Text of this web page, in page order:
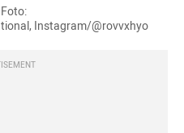
Instagram/@rovvxhyo